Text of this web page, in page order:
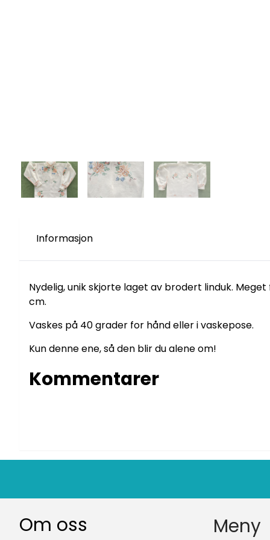
Informasjon
Nydelig, unik skjorte laget av brodert linduk.
cm.
Vaskes på 40 grader for hånd eller i vaskepose.
Kun denne ene, så den blir du alene om!
Kommentarer
Om oss Meny